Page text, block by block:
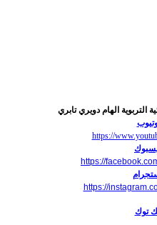
التربوية الهام دويري تابري
https://
https://
https://
توك